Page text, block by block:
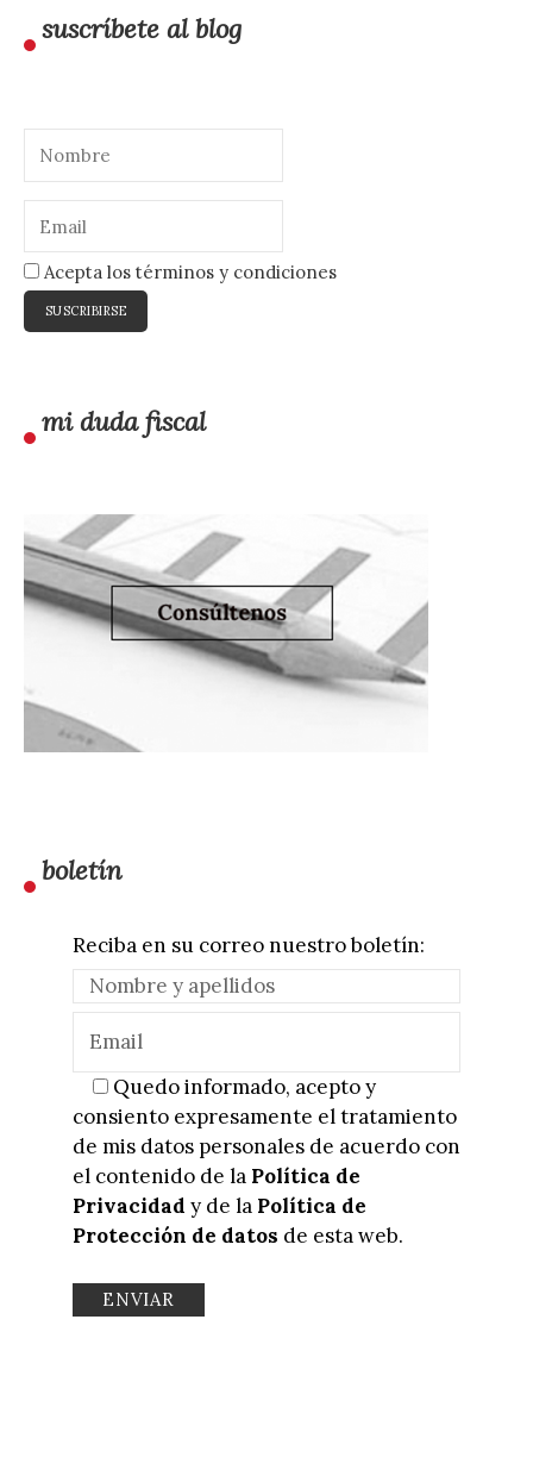
suscríbete al blog
Acepta los términos y condiciones
mi duda fiscal
boletín
Reciba en su correo nuestro boletín:
Quedo informado, acepto y
consiento expresamente el tratamiento
de mis datos personales de acuerdo con
el contenido de la Política de
Privacidad y de la Política de
Protección de datos de esta web.